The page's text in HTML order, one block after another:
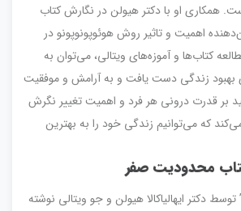
همکاری او با دکتر هیولن در نگارش کتاب
اهمیت و تاثیر روش هوئوپونوپونو در
کتاب‌ها و آموزه‌های ویتالی، می‌توان به
زندگی دست یافت و به آرامش و موفقیت
بر قدرت درونی هر فرد و اهمیت تغییر نگرش
می‌کند که می‌توانیم زندگی خود را به بهترین
محدودیت صفر
دکتر ایهالیاکالا هیولن و جو ویتالی نوشته